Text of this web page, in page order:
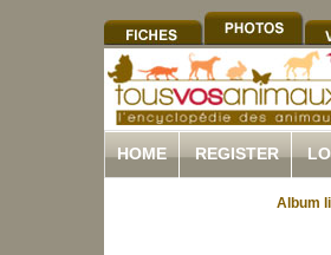
HOME REGISTER
Album